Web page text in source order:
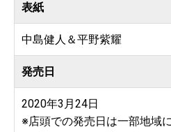
表紙
中島健人＆平野紫耀
発売日
2020年3月24日
※店頭での発売日は一部地域